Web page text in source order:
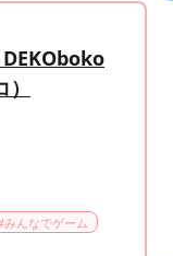
みんなでゲーム